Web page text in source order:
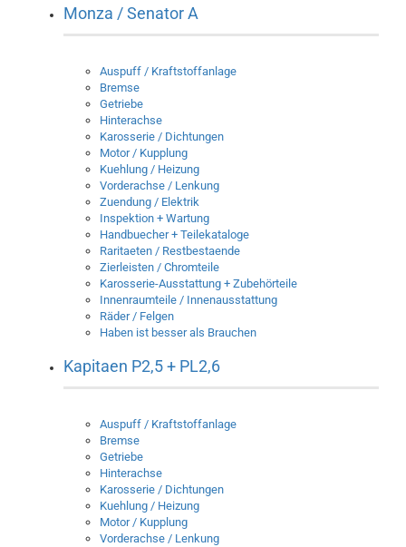
Monza / Senator A
Auspuff / Kraftstoffanlage
Bremse
Getriebe
Hinterachse
Karosserie / Dichtungen
Motor / Kupplung
Kuehlung / Heizung
Vorderachse / Lenkung
Zuendung / Elektrik
Inspektion + Wartung
Handbuecher + Teilekataloge
Raritaeten / Restbestaende
Zierleisten / Chromteile
Karosserie-Ausstattung + Zubehörteile
Innenraumteile / Innenausstattung
Räder / Felgen
Haben ist besser als Brauchen
Kapitaen P2,5 + PL2,6
Auspuff / Kraftstoffanlage
Bremse
Getriebe
Hinterachse
Karosserie / Dichtungen
Kuehlung / Heizung
Motor / Kupplung
Vorderachse / Lenkung